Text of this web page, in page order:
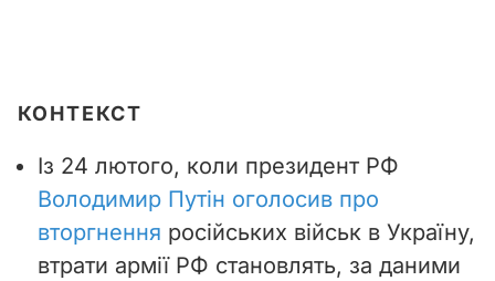
КОНТЕКСТ
Із 24 лютого, коли президент РФ
Володимир Путін оголосив про
вторгнення російських військ в Україну,
втрати армії РФ становлять, за даними